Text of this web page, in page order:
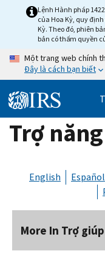
Lệnh Hành pháp
của Hoa Kỳ, quy
Kỳ. Theo đó, phiên
bản có thẩm quyền
Một trang web chính
Đây là cách bạn biết
Trợ năng
English Español
More In Trợ giúp